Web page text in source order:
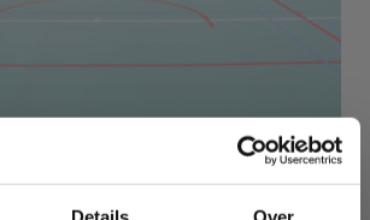
Vlaanderen Herentals